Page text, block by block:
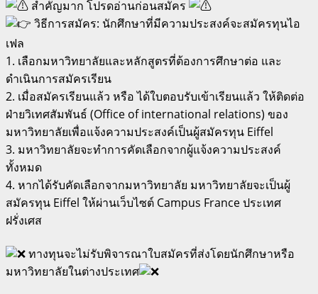
สำคัญมาก โปรดอ่านก่อนสมัคร
วิธีการสมัคร: นักศึกษาที่มีความประสงค์จะสมัครทุนไอ
เฟล
1. เลือกมหาวิทยาลัยและหลักสูตรที่ต้องการศึกษาต่อ และ
ดำเนินการสมัครเรียน
2. เมื่อสมัครเรียนแล้ว หรือ ได้ใบตอบรับเข้าเรียนแล้ว ให้ติดต่อ
ฝ่ายวิเทศสัมพันธ์ (Office of international relations) ของ
มหาวิทยาลัยเพื่อแจ้งความประสงค์เป็นผู้สมัครทุน Eiffel
3. มหาวิทยาลัยจะทำการคัดเลือกจากผู้แจ้งความประสงค์
ทั้งหมด
4. หากได้รับคัดเลือกจากมหาวิทยาลัย มหาวิทยาลัยจะเป็นผู้
สมัครทุน Eiffel ให้ผ่านเว็บไซต์ Campus France ประเทศ
ฝรั่งเศส
ทางทุนจะไม่รับพิจารณาใบสมัครที่ส่งโดยนักศึกษาหรือ
มหาวิทยาลัยในต่างประเทศ